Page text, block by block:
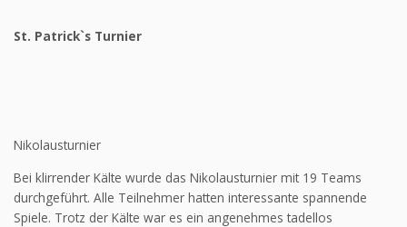
St. Patrick`s Turnier
Nikolausturnier
Bei klirrender Kälte wurde das Nikolausturnier mit 19 Teams
durchgeführt. Alle Teilnehmer hatten interessante spannende
Spiele. Trotz der Kälte war es ein angenehmes tadellos